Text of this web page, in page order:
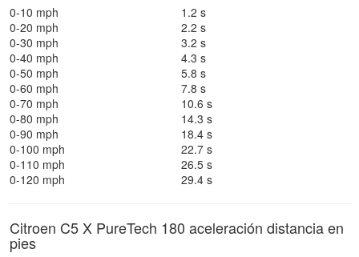
0-10 mph
1.2 s
0-20 mph
2.2 s
0-30 mph
3.2 s
0-40 mph
4.3 s
0-50 mph
5.8 s
0-60 mph
7.8 s
0-70 mph
10.6 s
0-80 mph
14.3 s
0-90 mph
18.4 s
0-100 mph
22.7 s
0-110 mph
26.5 s
0-120 mph
29.4 s
Citroen C5 X PureTech 180 aceleración distancia en
pies